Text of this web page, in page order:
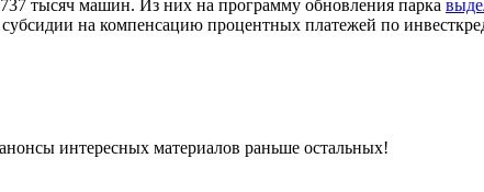
тысяч машин. Из них на программу обновления парка
на компенсацию процентных платежей по
интересных материалов раньше остальных!